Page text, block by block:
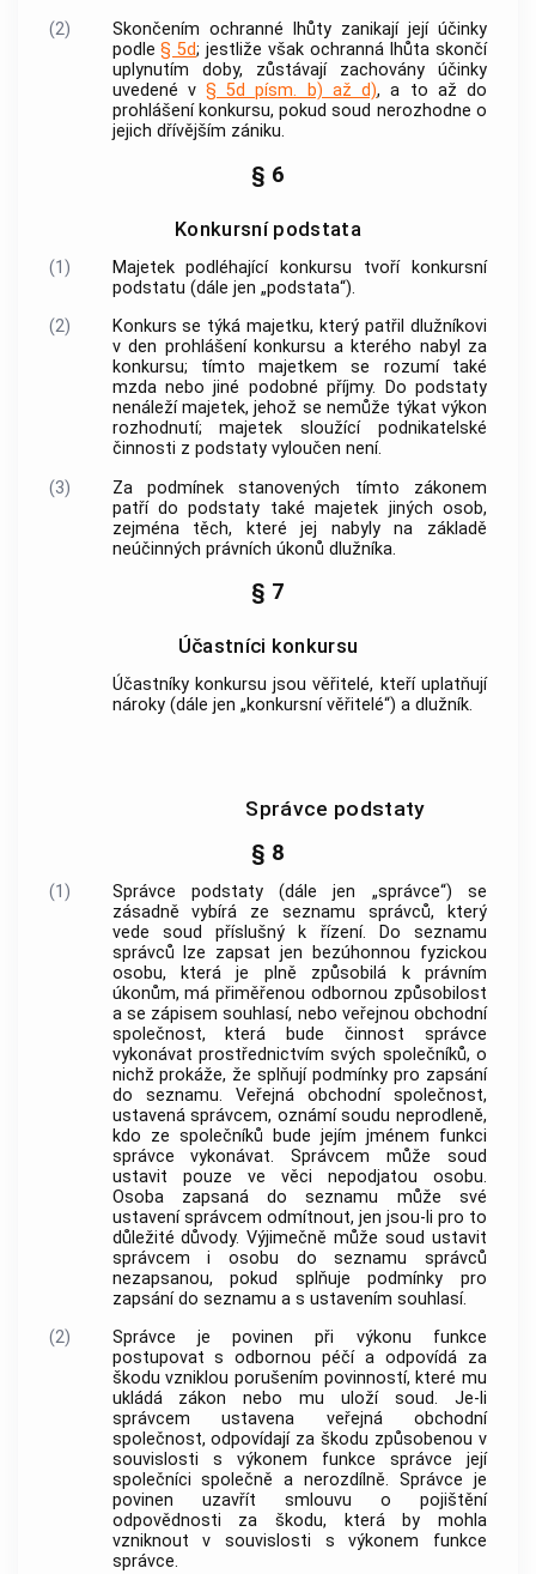
(2)
Skončením ochranné lhůty zanikají její účinky
podle§ 5d; jestliže však ochranná lhůta skončí
uplynutím doby, zůstávají zachovány účinky
uvedené v § 5d písm. b) až d), a to až do
prohlášení konkursu, pokud soud nerozhodne o
jejich dřívějším zániku.
§ 6
Konkursní podstata
(1)
Majetek podléhající konkursu tvoří konkursní
podstatu (dále jen „podstata“).
(2)
Konkurs se týká majetku, který patřil dlužníkovi
v den prohlášení konkursu a kterého nabyl za
konkursu; tímto majetkem se rozumí také
mzda nebo jiné podobné příjmy. Do podstaty
nenáleží majetek, jehož se nemůže týkat výkon
rozhodnutí; majetek sloužící podnikatelské
činnosti z podstaty vyloučen není.
(3)
Za podmínek stanovených tímto zákonem
patří do podstaty také majetek jiných osob,
zejména těch, které jej nabyly na základě
neúčinných právních úkonů dlužníka.
§ 7
Účastníci konkursu
Účastníky konkursu jsou věřitelé, kteří uplatňují
nároky (dále jen „konkursní věřitelé“) a dlužník.
Správce podstaty
§ 8
(1)
Správce podstaty (dále jen „správce“) se
zásadně vybírá ze seznamu správců, který
vede soud příslušný k řízení. Do seznamu
správců lze zapsat jen bezúhonnou fyzickou
osobu, která je plně způsobilá k právním
úkonům, má přiměřenou odbornou způsobilost
a se zápisem souhlasí, nebo veřejnou obchodní
společnost, která bude činnost správce
vykonávat prostřednictvím svých společníků, o
nichž prokáže, že splňují podmínky pro zapsání
do seznamu. Veřejná obchodní společnost,
ustavená správcem, oznámí soudu neprodleně,
kdo ze společníků bude jejím jménem funkci
správce vykonávat. Správcem může soud
ustavit pouze ve věci nepodjatou osobu.
Osoba zapsaná do seznamu může své
ustavení správcem odmítnout, jen jsou-li pro to
důležité důvody. Výjimečně může soud ustavit
správcem i osobu do seznamu správců
nezapsanou, pokud splňuje podmínky pro
zapsání do seznamu a s ustavením souhlasí.
(2)
Správce je povinen při výkonu funkce
postupovat s odbornou péčí a odpovídá za
škodu vzniklou porušením povinností, které mu
ukládá zákon nebo mu uloží soud. Je-li
správcem ustavena veřejná obchodní
společnost, odpovídají za škodu způsobenou v
souvislosti s výkonem funkce správce její
společníci společně a nerozdílně. Správce je
povinen uzavřít smlouvu o pojištění
odpovědnosti za škodu, která by mohla
vzniknout v souvislosti s výkonem funkce
správce.